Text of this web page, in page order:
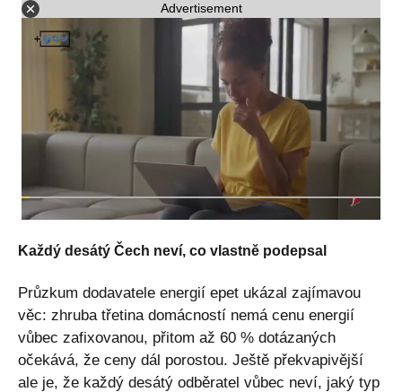
Advertisement
Každý desátý Čech neví, co vlastně podepsal
Průzkum dodavatele energií epet ukázal zajímavou
věc: zhruba třetina domácností nemá cenu energií
vůbec zafixovanou, přitom až 60 % dotázaných
očekává, že ceny dál porostou. Ještě překvapivější
ale je, že každý desátý odběratel vůbec neví, jaký typ